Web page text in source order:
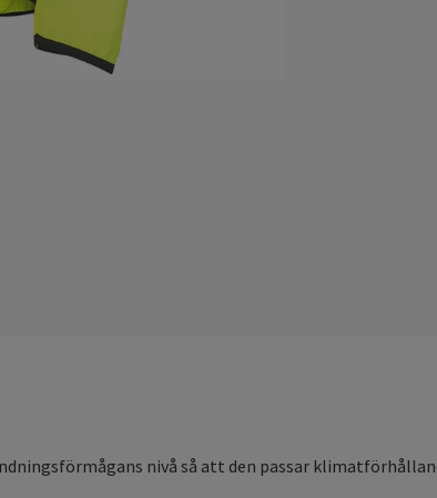
nivå så att den passar